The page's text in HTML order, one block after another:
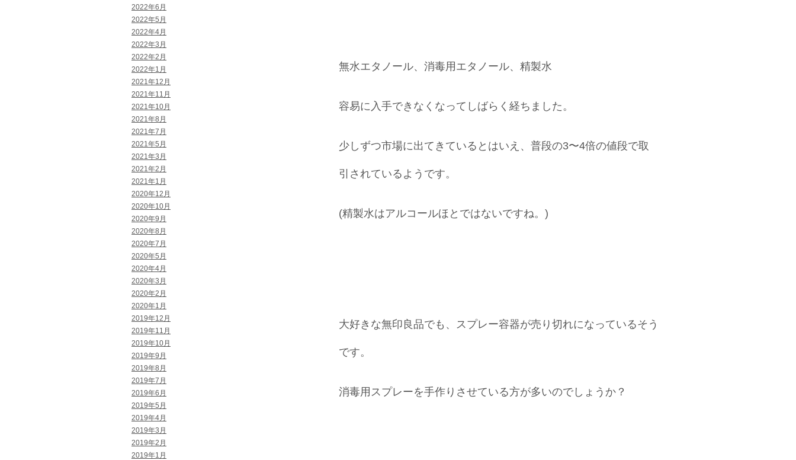
2022年6月
2022年5月
2022年4月
2022年3月
2022年2月
2022年1月
2021年12月
2021年11月
2021年10月
2021年8月
2021年7月
2021年5月
2021年3月
2021年2月
2021年1月
2020年12月
2020年10月
2020年9月
2020年8月
2020年7月
2020年5月
2020年4月
2020年3月
2020年2月
2020年1月
2019年12月
2019年11月
2019年10月
2019年9月
2019年8月
2019年7月
2019年6月
2019年5月
2019年4月
2019年3月
2019年2月
2019年1月
無水エタノール、消毒用エタノール、精製水
容易に入手できなくなってしばらく経ちました。
少しずつ市場に出てきているとはいえ、普段の3〜4倍の値段で取
引されているようです。
(精製水はアルコールほとではないですね。)
大好きな無印良品でも、スプレー容器が売り切れになっているそう
です。
消毒用スプレーを手作りさせている方が多いのでしょうか？